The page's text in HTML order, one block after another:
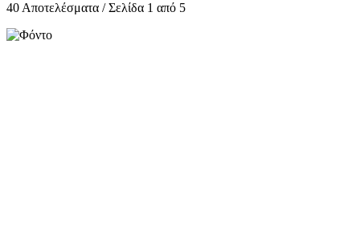
40 Αποτελέσματα / Σελίδα 1 από 5